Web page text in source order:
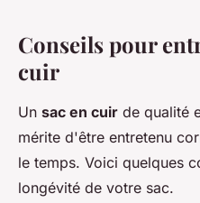
Conseils pour
cuir
Un sac en cuir de qualité
mérite d'être entretenu
le temps. Voici quelques
longévité de votre sac.